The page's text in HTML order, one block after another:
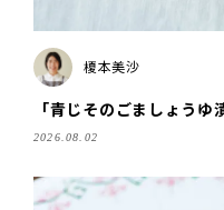
榎本美沙
「青じそのごましょう
2026.08.02